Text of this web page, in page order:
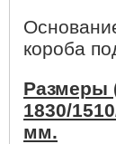
короба
Размеры
1830/
мм.